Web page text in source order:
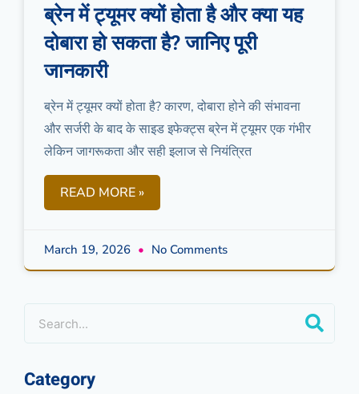
ब्रेन में ट्यूमर क्यों होता है और क्या यह
दोबारा हो सकता है? जानिए पूरी
जानकारी
ब्रेन में ट्यूमर क्यों होता है? कारण, दोबारा होने की संभावना
और सर्जरी के बाद के साइड इफेक्ट्स ब्रेन में ट्यूमर एक गंभीर
लेकिन जागरूकता और सही इलाज से नियंत्रित
READ MORE »
March 19, 2026 No Comments
Category